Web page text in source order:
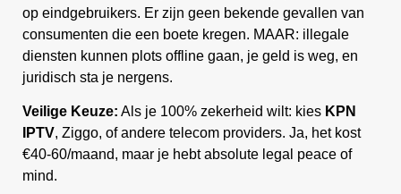
op eindgebruikers. Er zijn geen bekende gevallen van
consumenten die een boete kregen. MAAR: illegale
diensten kunnen plots offline gaan, je geld is weg, en
juridisch sta je nergens.
Veilige Keuze: Als je 100% zekerheid wilt: kies KPN
IPTV, Ziggo, of andere telecom providers. Ja, het kost
€40-60/maand, maar je hebt absolute legal peace of
mind.